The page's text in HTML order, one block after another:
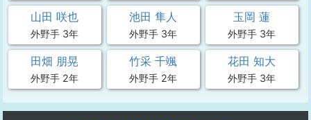
山田 咲也
外野手 3年
池田 隼人
外野手 3年
玉岡 蓮
外野手 3年
田畑 朋晃
外野手 2年
竹采 千颯
外野手 2年
花田 知大
外野手 3年